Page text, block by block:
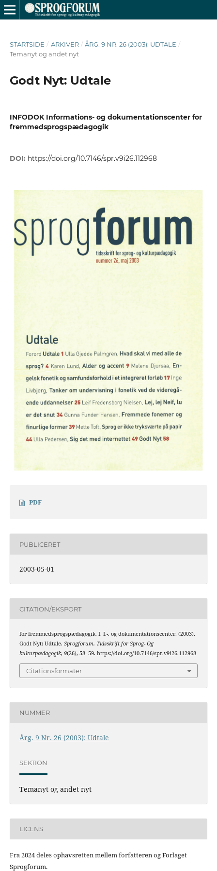
STARTSIDE / ARKIVER / ÅRG. 9 NR. 26 (2003): UDTALE /
Temanyt og andet nyt
Godt Nyt: Udtale
INFODOK Informations- og dokumentationscenter for
fremmedsprogspædagogik
DOI: https://doi.org/10.7146/spr.v9i26.112968
PDF
PUBLICERET
2003-05-01
CITATION/EKSPORT
for fremmedsprogspædagogik, I. I.-. og dokumentationscenter. (2003).
Godt Nyt: Udtale. Sprogforum. Tidsskrift for Sprog- Og
kulturpædagogik, 9(26), 58–59. https://doi.org/10.7146/spr.v9i26.112968
Citationsformater
NUMMER
Årg. 9 Nr. 26 (2003): Udtale
SEKTION
Temanyt og andet nyt
LICENS
Fra 2024 deles ophavsretten mellem forfatteren og Forlaget
Sprogforum.